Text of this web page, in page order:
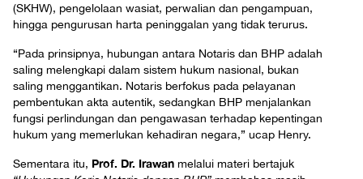
(SKHW), pengelolaan wasiat, perwalian dan pengampuan,
hingga pengurusan harta peninggalan yang tidak terurus.
“Pada prinsipnya, hubungan antara Notaris dan BHP adalah
saling melengkapi dalam sistem hukum nasional, bukan
saling menggantikan. Notaris berfokus pada pelayanan
pembentukan akta autentik, sedangkan BHP menjalankan
fungsi perlindungan dan pengawasan terhadap kepentingan
hukum yang memerlukan kehadiran negara,” ucap Henry.
Sementara itu, Prof. Dr. Irawan melalui materi bertajuk